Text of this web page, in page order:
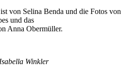
von Selina Benda und die Fotos von
und das
Anna Obermüller.
Isabella Winkler